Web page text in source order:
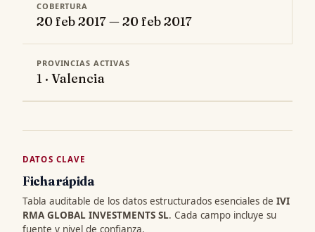
COBERTURA
20 feb 2017 — 20 feb 2017
PROVINCIAS ACTIVAS
1 · Valencia
DATOS CLAVE
Ficha rápida
Tabla auditable de los datos estructurados esenciales de IVI
RMA GLOBAL INVESTMENTS SL. Cada campo incluye su
fuente y nivel de confianza.